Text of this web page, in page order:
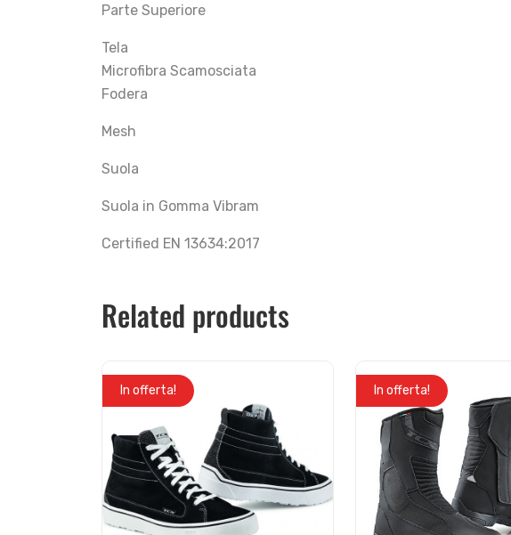
Parte Superiore
Tela
Microfibra Scamosciata
Fodera
Mesh
Suola
Suola in Gomma Vibram
Certified EN 13634:2017
Related products
In offerta! In offerta!